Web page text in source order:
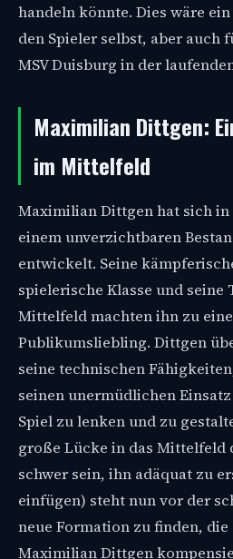
handeln könnte. Dies wäre
den Spieler selbst, aber auch
MSV Duisburg in der
Maximilian Dittgen:
im Mittelfeld
Maximilian Dittgen hat sich
einem unverzichtbaren
entwickelt. Seine
spielerische Klasse und seine
Mittelfeld machten ihn zu
Publikumsliebling. Dittgen
seine technischen
seinen unermüdlichen
Spiel zu lenken und zu
große Lücke in das Mittelfeld
schwer sein, ihn adäquat zu
einfügen) steht nun vor der
neue Formation zu finden,
Maximilian Dittgen